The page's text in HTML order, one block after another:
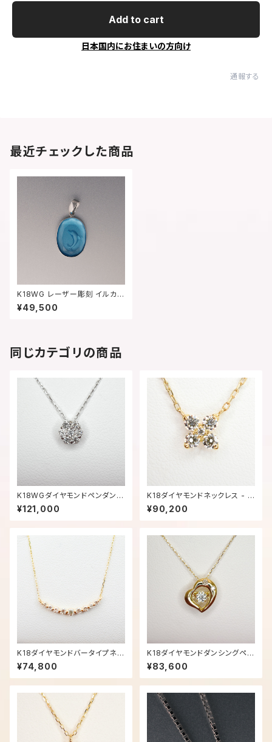
Add to cart
日本国内にお住まいの方向け
通報する
最近チェックした商品
K18WG レーザー彫刻 イルカ -
1024【現品限り】
¥49,500
同じカテゴリの商品
K18WGダイヤモンドペンダント
ネックレス - 0809【現品限り】
¥121,000
K18ダイヤモンドネックレス - 11
82【現品限り】
¥90,200
K18ダイヤモンドバータイプネッ
クレス - 1466【現品限り】
¥74,800
K18ダイヤモンドダンシングペン
ダントネックレス - 1564【現品
限り】
¥83,600